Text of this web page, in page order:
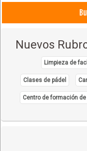
Nuevos
Limpieza de
Clases de pádel
Centro de formación